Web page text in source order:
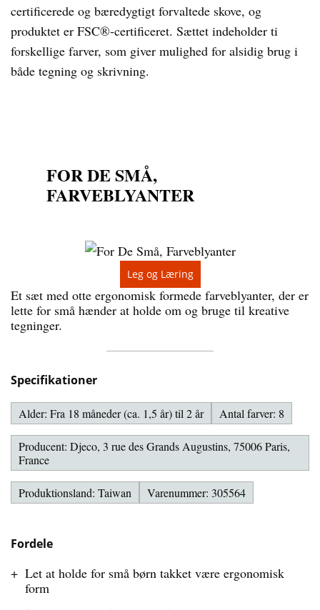
certificerede og bæredygtigt forvaltede skove, og
produktet er FSC®-certificeret. Sættet indeholder ti
forskellige farver, som giver mulighed for alsidig brug i
både tegning og skrivning.
Leg og Læring
FOR DE SMÅ,
FARVEBLYANTER
Et sæt med otte ergonomisk formede farveblyanter, der er
lette for små hænder at holde om og bruge til kreative
tegninger.
Fordele
Let at holde for små børn takket være ergonomisk
form
Specifikationer
Alder: Fra 18 måneder (ca. 1,5 år) til 2 år Antal farver: 8
Producent: Djeco, 3 rue des Grands Augustins, 75006 Paris,
France
Produktionsland: Taiwan Varenummer: 305564